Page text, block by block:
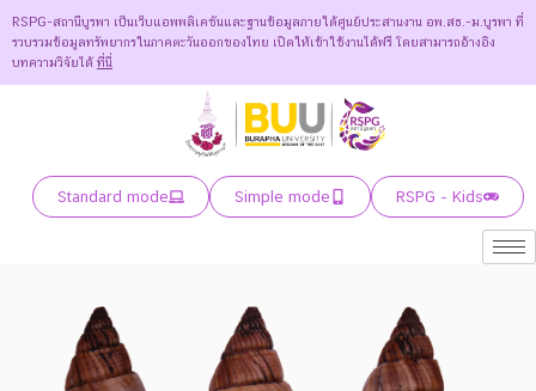
RSPG-สถานีบูรพา เป็นเว็บแอพพลิเคชันและฐานข้อมูลภายใต้ศูนย์ประสานงาน อพ.สธ.-ม.บูรพา ที่
รวบรวมข้อมูลทรัพยากรในภาคตะวันออกของไทย เปิดให้เข้าใช้งานได้ฟรี โดยสามารถอ้างอิง
บทความวิจัยได้ ที่นี่
Standard mode Simple mode RSPG - Kids